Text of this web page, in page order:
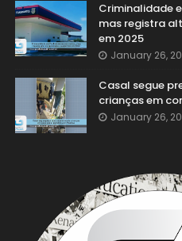
Criminalidade
mas registra
em 2025
January 26,
Casal segue
crianças em
January 26,